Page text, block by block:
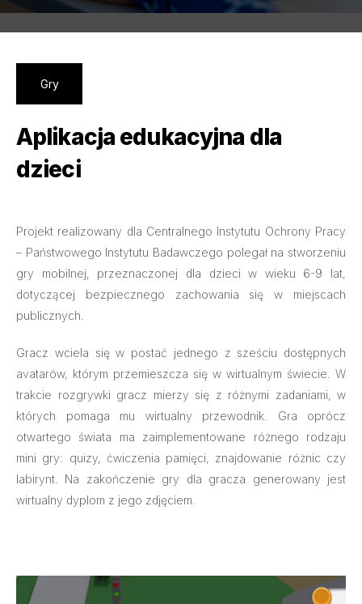
Gry
Aplikacja edukacyjna dla
dzieci
Projekt realizowany dla Centralnego Instytutu Ochrony Pracy
– Państwowego Instytutu Badawczego polegał na stworzeniu
gry mobilnej, przeznaczonej dla dzieci w wieku 6-9 lat,
dotyczącej bezpiecznego zachowania się w miejscach
publicznych.
Gracz wciela się w postać jednego z sześciu dostępnych
avatarów, którym przemieszcza się w wirtualnym świecie. W
trakcie rozgrywki gracz mierzy się z różnymi zadaniami, w
których pomaga mu wirtualny przewodnik. Gra oprócz
otwartego świata ma zaimplementowane różnego rodzaju
mini gry: quizy, ćwiczenia pamięci, znajdowanie różnic czy
labirynt. Na zakończenie gry dla gracza generowany jest
wirtualny dyplom z jego zdjęciem.